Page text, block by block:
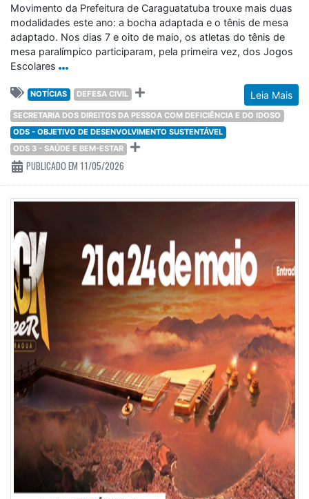
Movimento da Prefeitura de Caraguatatuba trouxe mais duas
modalidades este ano: a bocha adaptada e o tênis de mesa
adaptado. Nos dias 7 e oito de maio, os atletas do tênis de
mesa paralímpico participaram, pela primeira vez, dos Jogos
Escolares
Leia Mais
NOTÍCIAS DEFESA CIVIL
SECRETARIA DOS DIREITOS DA PESSOA COM DEFICIÊNCIA E DO IDOSO
ODS - OBJETIVO DE DESENVOLVIMENTO SUSTENTÁVEL
ODS 3 - SAÚDE E BEM-ESTAR
PUBLICADO EM 11/05/2026